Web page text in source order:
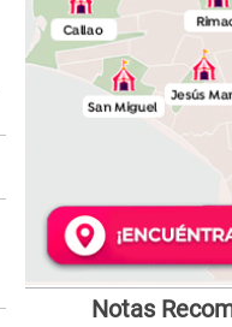
Notas